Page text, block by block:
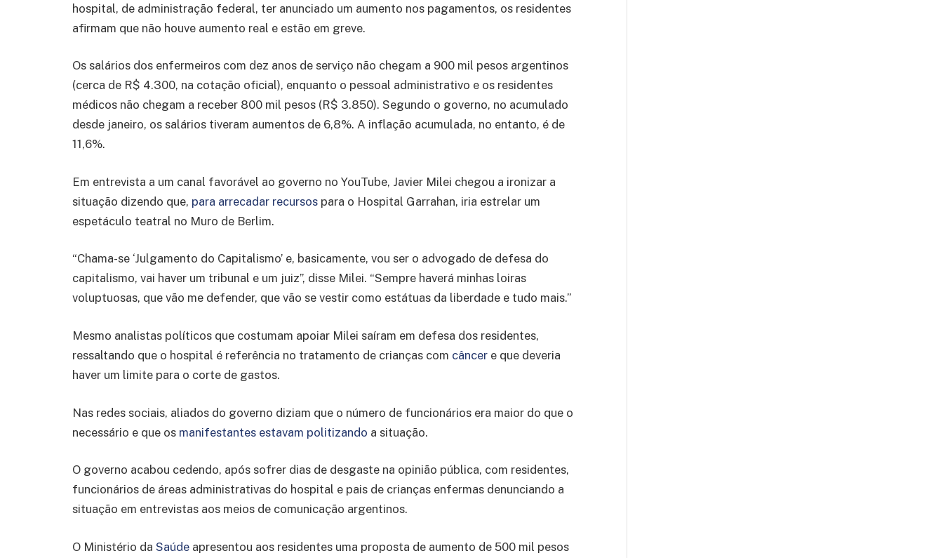
hospital, de administração federal, ter anunciado um aumento nos pagamentos, os residentes
afirmam que não houve aumento real e estão em greve.
Os salários dos enfermeiros com dez anos de serviço não chegam a 900 mil pesos argentinos
(cerca de R$ 4.300, na cotação oficial), enquanto o pessoal administrativo e os residentes
médicos não chegam a receber 800 mil pesos (R$ 3.850). Segundo o governo, no acumulado
desde janeiro, os salários tiveram aumentos de 6,8%. A inflação acumulada, no entanto, é de
11,6%.
Em entrevista a um canal favorável ao governo no YouTube, Javier Milei chegou a ironizar a
situação dizendo que, para arrecadar recursos para o Hospital Garrahan, iria estrelar um
espetáculo teatral no Muro de Berlim.
“Chama-se ‘Julgamento do Capitalismo’ e, basicamente, vou ser o advogado de defesa do
capitalismo, vai haver um tribunal e um juiz”, disse Milei. “Sempre haverá minhas loiras
voluptuosas, que vão me defender, que vão se vestir como estátuas da liberdade e tudo mais.”
Mesmo analistas políticos que costumam apoiar Milei saíram em defesa dos residentes,
ressaltando que o hospital é referência no tratamento de crianças com câncer e que deveria
haver um limite para o corte de gastos.
Nas redes sociais, aliados do governo diziam que o número de funcionários era maior do que o
necessário e que os manifestantes estavam politizando a situação.
O governo acabou cedendo, após sofrer dias de desgaste na opinião pública, com residentes,
funcionários de áreas administrativas do hospital e pais de crianças enfermas denunciando a
situação em entrevistas aos meios de comunicação argentinos.
O Ministério da Saúde apresentou aos residentes uma proposta de aumento de 500 mil pesos